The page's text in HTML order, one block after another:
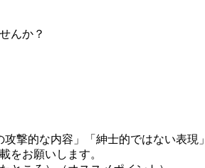
んか？
撃的な内容」「紳士的ではない表現」
をお願いします。